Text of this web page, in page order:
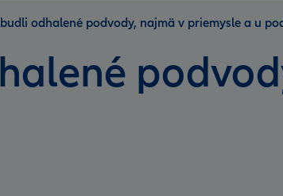
odhalené podvody, najmä v priemysle a u